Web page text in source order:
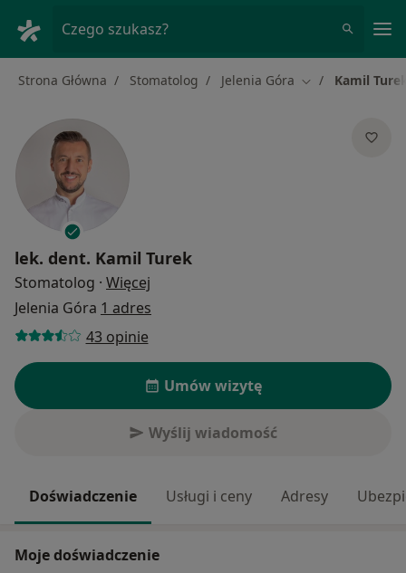
Czego szukasz?
Strona Główna Stomatolog Jelenia Góra Zmień miasto
Kamil
lek. dent. Kamil Turek
Stomatolog · Więcej
Jelenia Góra 1 adres
43 opinie
Umów wizytę
Wyślij wiadomość
Doświadczenie Usługi i ceny Adresy
Moje doświadczenie